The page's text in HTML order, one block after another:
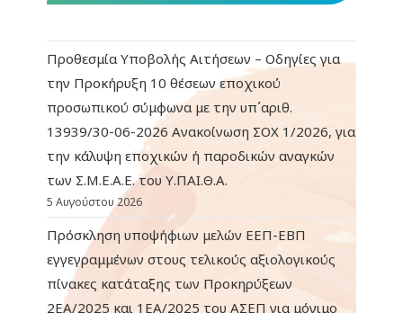
Προθεσμία Υποβολής Αιτήσεων – Οδηγίες για
την Προκήρυξη 10 θέσεων εποχικού
προσωπικού σύμφωνα με την υπ΄αριθ.
13939/30-06-2026 Ανακοίνωση ΣΟΧ 1/2026, για
την κάλυψη εποχικών ή παροδικών αναγκών
των Σ.Μ.Ε.Α.Ε. του Υ.ΠΑΙ.Θ.Α.
5 Αυγούστου 2026
Πρόσκληση υποψήφιων μελών ΕΕΠ-ΕΒΠ
εγγεγραμμένων στους τελικούς αξιολογικούς
πίνακες κατάταξης των Προκηρύξεων
2ΕΑ/2025 και 1ΕΑ/2025 του ΑΣΕΠ για μόνιμο